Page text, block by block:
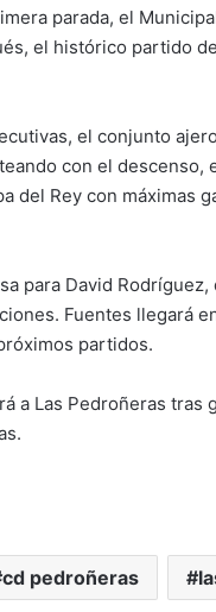
parada, el
el histórico partido
el conjunto
con el
del Rey con máximas
para David
Fuentes llegará
partidos.
a Las Pedroñeras
cd pedroñeras